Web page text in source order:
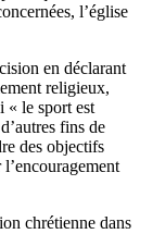
l’église
en déclarant
religieux,
« le sport est
fins de
des objectifs
chrétienne dans